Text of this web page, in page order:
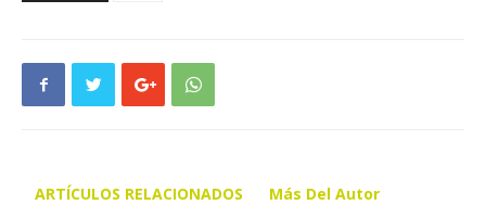
ARTÍCULOS RELACIONADOS Más Del Autor